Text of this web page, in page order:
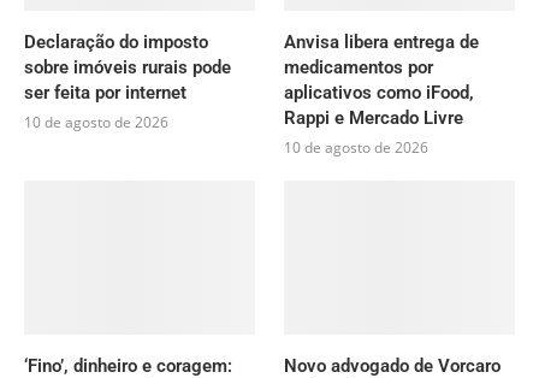
Declaração do imposto
sobre imóveis rurais pode
ser feita por internet
10 de agosto de 2026
Anvisa libera entrega de
medicamentos por
aplicativos como iFood,
Rappi e Mercado Livre
10 de agosto de 2026
‘Fino’, dinheiro e coragem:
Novo advogado de Vorcaro